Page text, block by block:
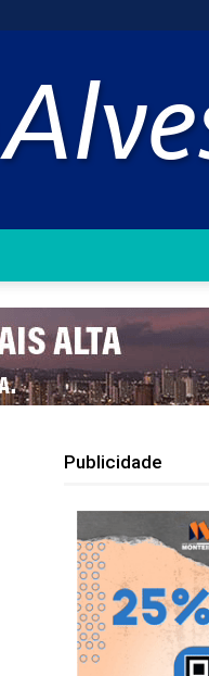
Publicidade